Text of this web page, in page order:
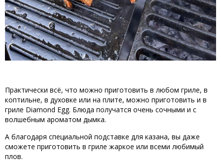
Практически всё, что можно приготовить в любом гриле, в
коптильне, в духовке или на плите, можно приготовить и в
гриле Diamond Egg. Блюда получатся очень сочными и с
волшебным ароматом дымка.
А благодаря специальной подставке для казана, вы даже
сможете приготовить в гриле жаркое или всеми любимый
плов.